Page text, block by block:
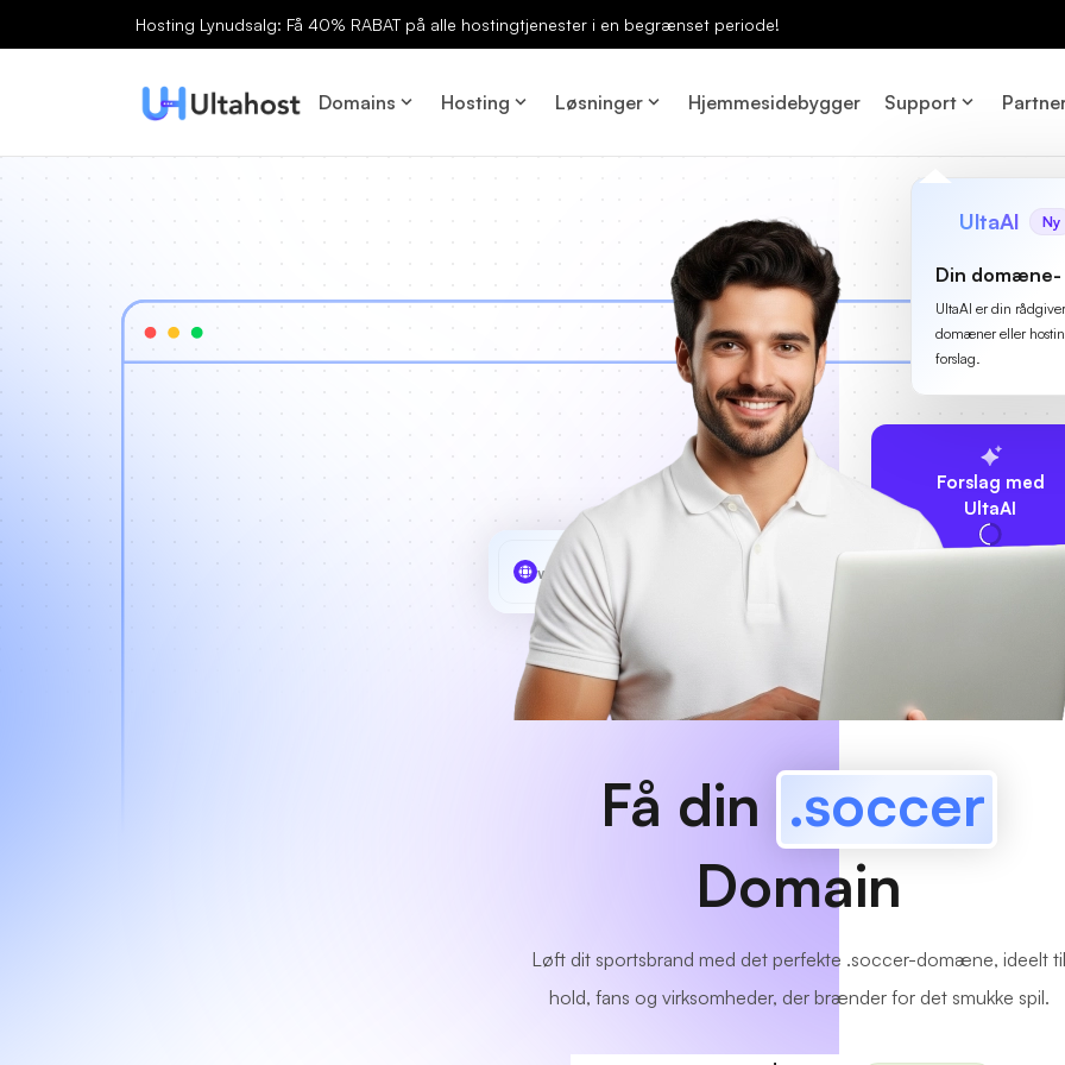
Hosting Lynudsalg: Få 40% RABAT på alle hostingtjenester i en begrænset periode!
Domains Hosting Løsninger Hjemmesidebygger Support
UltaAI Ny
Din
UltaAI er din
domæner eller
forslag.
Forslag med
UltaAI
www MyCafe
Få din .soccer
Domain
Løft dit sportsbrand med det perfekte .soccer-domæne, ideelt til
hold, fans og virksomheder, der brænder for det smukke spil.